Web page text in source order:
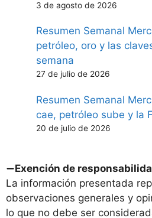
3 de agosto de 2026
Resumen Semanal
petróleo, oro y las
semana
27 de julio de 2026
Resumen Semanal
cae, petróleo sube y la
20 de julio de 2026
Exención de
La información presentada
observaciones generales y
lo que no debe ser